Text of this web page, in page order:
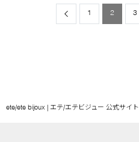
Previous
1 2 3
ete/ete bijoux | エテ/エテビジュー 公式サイト